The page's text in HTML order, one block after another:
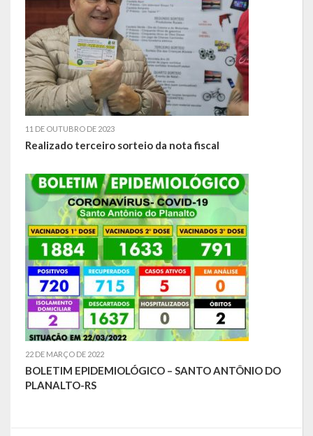
Contas Públicas
Demonstrativos Contábeis
Prestação de Contas
Leis Orçamentárias
Leis e Decretos
Editais
RPPS
RREO
Publicações Diversas
Eleições Conselho Tutelar
Licitações
11 DE OUTUBRO DE 2023
Realizado terceiro sorteio da nota fiscal
22 DE MARÇO DE 2022
BOLETIM EPIDEMIOLÓGICO – SANTO ANTÔNIO DO
PLANALTO-RS